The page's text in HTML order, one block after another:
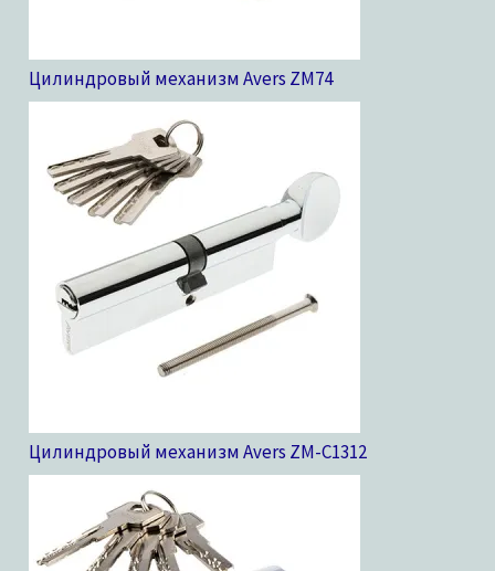
Цилиндровый механизм Avers ZM74
Цилиндровый механизм Avers ZM-C1312